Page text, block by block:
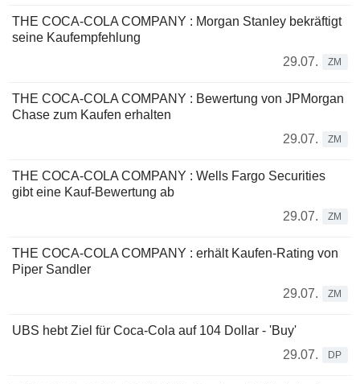
THE COCA-COLA COMPANY : Morgan Stanley bekräftigt
seine Kaufempfehlung
29.07.
ZM
THE COCA-COLA COMPANY : Bewertung von JPMorgan
Chase zum Kaufen erhalten
29.07.
ZM
THE COCA-COLA COMPANY : Wells Fargo Securities
gibt eine Kauf-Bewertung ab
29.07.
ZM
THE COCA-COLA COMPANY : erhält Kaufen-Rating von
Piper Sandler
29.07.
ZM
UBS hebt Ziel für Coca-Cola auf 104 Dollar - 'Buy'
29.07.
DP